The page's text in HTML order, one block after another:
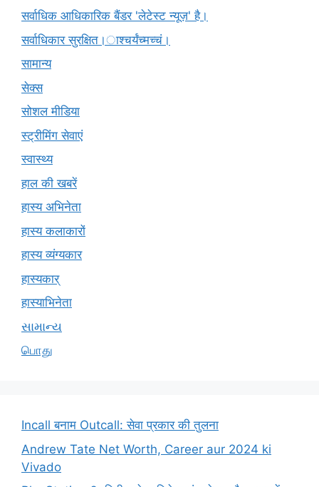
सर्वाधिक आधिकारिक बैंडर 'लेटेस्ट न्यूज़' है।
सर्वाधिकार सुरक्षित।ाश्चर्यंच्मच्चं।
सामान्य
सेक्स
सोशल मीडिया
स्ट्रीमिंग सेवाएं
स्वास्थ्य
हाल की खबरें
हास्य अभिनेता
हास्य कलाकारों
हास्य व्यंग्यकार
हास्यकार्
हास्याभिनेता
સામાન્ય
பொது
Incall बनाम Outcall: सेवा प्रकार की तुलना
Andrew Tate Net Worth, Career aur 2024 ki
Vivado